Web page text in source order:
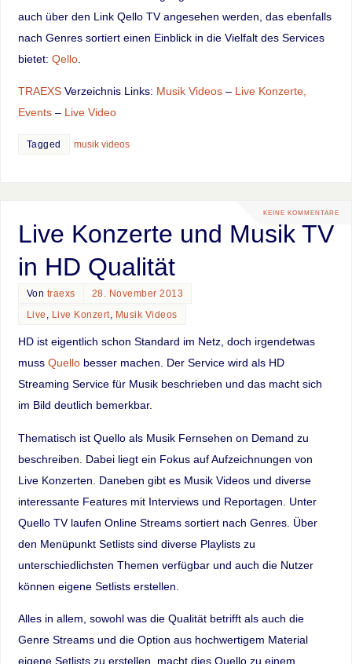
auch über den Link Qello TV angesehen werden, das ebenfalls
nach Genres sortiert einen Einblick in die Vielfalt des Services
bietet: Qello.
TRAEXSVerzeichnis Links: Musik Videos– Live Konzerte,
Events– Live Video
Tagged musik videos
KEINE KOMMENTARE
Live Konzerte und Musik TV
in HD Qualität
Von traexs
28. November 2013
Live , Live Konzert, Musik Videos
HD ist eigentlich schon Standard im Netz, doch irgendetwas
muss Quellobesser machen. Der Service wird als HD
Streaming Service für Musik beschrieben und das macht sich
im Bild deutlich bemerkbar.
Thematisch ist Quello als Musik Fernsehen on Demand zu
beschreiben. Dabei liegt ein Fokus auf Aufzeichnungen von
Live Konzerten. Daneben gibt es Musik Videos und diverse
interessante Features mit Interviews und Reportagen. Unter
Quello TV laufen Online Streams sortiert nach Genres. Über
den Menüpunkt Setlists sind diverse Playlists zu
unterschiedlichsten Themen verfügbar und auch die Nutzer
können eigene Setlists erstellen.
Alles in allem, sowohl was die Qualität betrifft als auch die
Genre Streams und die Option aus hochwertigem Material
eigene Setlists zu erstellen, macht dies Quello zu einem